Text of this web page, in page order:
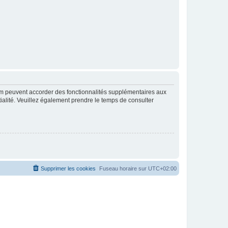
peuvent accorder des fonctionnalités supplémentaires aux
Veuillez également prendre le temps de consulter
Fuseau horaire sur UTC+02:00
Supprimer les cookies